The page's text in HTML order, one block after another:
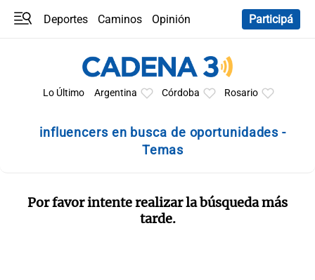
Deportes Caminos
Opinión
Participá
Lo Último Argentina Córdoba Rosario
influencers en busca de oportunidades -
Temas
Por favor intente realizar la búsqueda más
tarde.